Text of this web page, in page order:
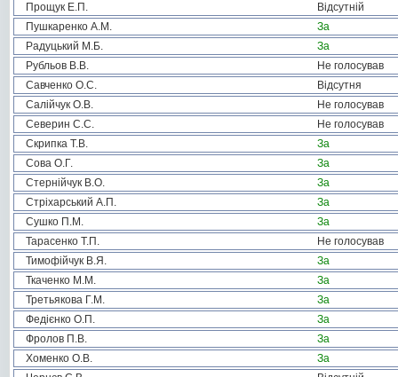
Прощук Е.П.
Відсутній
Пушкаренко А.М.
За
Радуцький М.Б.
За
Рубльов В.В.
Не голосував
Савченко О.С.
Відсутня
Салійчук О.В.
Не голосував
Северин С.С.
Не голосував
Скрипка Т.В.
За
Сова О.Г.
За
Стернійчук В.О.
За
Стріхарський А.П.
За
Сушко П.М.
За
Тарасенко Т.П.
Не голосував
Тимофійчук В.Я.
За
Ткаченко М.М.
За
Третьякова Г.М.
За
Федієнко О.П.
За
Фролов П.В.
За
Хоменко О.В.
За